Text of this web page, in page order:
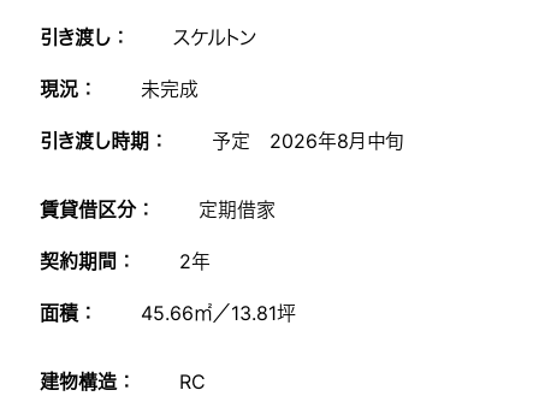
引き渡し ： スケルトン
現況 ： 未完成
引き渡し時期 ： 予定 2026年8月中旬
賃貸借区分 ： 定期借家
契約期間 ： 2年
面積 ： 45.66㎡／13.81坪
建物構造 ： RC